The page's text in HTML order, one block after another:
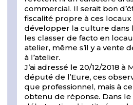
commercial. Il serait bon
fiscalité propre à ces
développer la culture dans
les classer de facto en
atelier, même s’il y a vente
à l’atelier.
J’ai adressé le 20/12/2018 à
député de l’Eure, ces
que professionnel, mais à ce
obtenu de réponse. Dans